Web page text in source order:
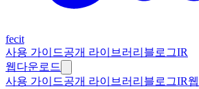
fecit
사용 가이드공개 라이브러리 블로그IR
웹다운로드
사용 가이드공개 라이브러리 블로그IR웹